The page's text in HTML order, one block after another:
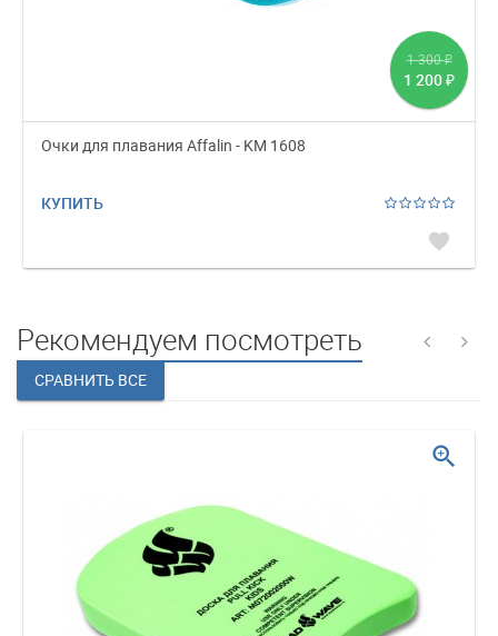
1 300₽
1 200 ₽
Очки для плавания Affalin - KM 1608
КУПИТЬ
favorite
Рекомендуем посмотреть
zoom_in